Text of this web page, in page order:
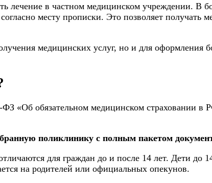
лечение в частном медицинском учреждении. В
месту прописки. Это позволяет получать
медицинских услуг, но и для оформления
«Об обязательном медицинском страховании
поликлинику с полным пакетом
для граждан до и после 14 лет. Дети до
на родителей или официальных опекунов.